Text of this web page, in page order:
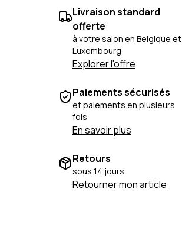
Livraison standard
offerte
à votre salon en Belgique et
Luxembourg
Explorer l'offre
Paiements sécurisés
et paiements en plusieurs
fois
En savoir plus
Retours
sous 14 jours
Retourner mon article